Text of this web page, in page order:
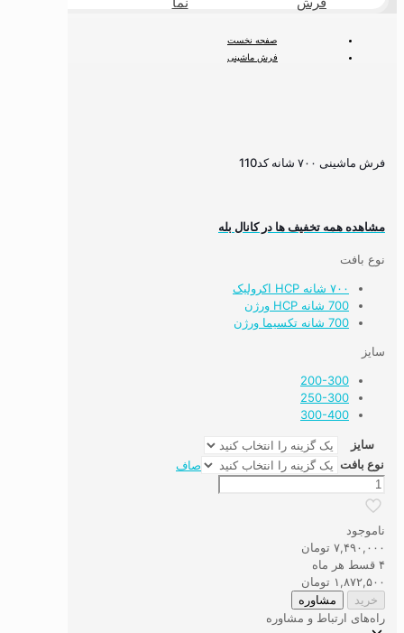
صفحه نخست
فرش ماشینی
فرش ماشینی ۷۰۰ شانه کد110
مشاهده همه تخفیف ها در کانال بله
نوع بافت
۷۰۰ شانه HCP اکرولیک
700 شانه HCP ورژن
700 شانه تکسیما ورژن
سایز
200-300
250-300
300-400
سایز
نوع بافت
صاف
فرش
ماشینی
۷۰۰
شانه
کد110
عدد
ناموجود
۷,۴۹۰,۰۰۰ تومان
۴ قسط هر ماه
۱,۸۷۲,۵۰۰ تومان
خرید مشاوره
راه‌های ارتباط و مشاوره